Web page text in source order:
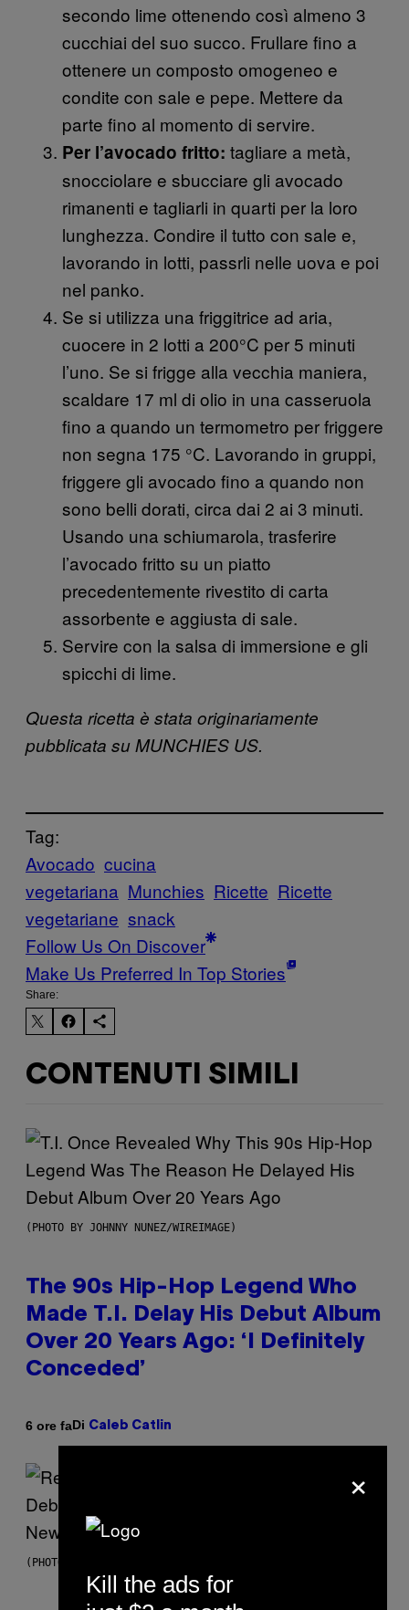
secondo lime ottenendo così almeno 3
cucchiai del suo succo. Frullare fino a
ottenere un composto omogeneo e
condite con sale e pepe. Mettere da
parte fino al momento di servire.
Per l’avocado fritto: tagliare a metà,
snocciolare e sbucciare gli avocado
rimanenti e tagliarli in quarti per la loro
lunghezza. Condire il tutto con sale e,
lavorando in lotti, passrli nelle uova e poi
nel panko.
Se si utilizza una friggitrice ad aria,
cuocere in 2 lotti a 200°C per 5 minuti
l’uno. Se si frigge alla vecchia maniera,
scaldare 17 ml di olio in una casseruola
fino a quando un termometro per friggere
non segna 175 °C. Lavorando in gruppi,
friggere gli avocado fino a quando non
sono belli dorati, circa dai 2 ai 3 minuti.
Usando una schiumarola, trasferire
l’avocado fritto su un piatto
precedentemente rivestito di carta
assorbente e aggiusta di sale.
Servire con la salsa di immersione e gli
spicchi di lime.
Questa ricetta è stata originariamente
pubblicata su MUNCHIES US.
Tag:
Avocado cucina
vegetariana Munchies Ricette Ricette
vegetariane snack
Follow Us On Discover
Make Us Preferred In Top Stories
Share:
CONTENUTI SIMILI
(PHOTO BY JOHNNY NUNEZ/WIREIMAGE)
The 90s Hip-Hop Legend Who
Made T.I. Delay His Debut Album
Over 20 Years Ago: ‘I Definitely
Conceded’
6 ore faDi Caleb Catlin
(PHOTO BY TIM MOSENFELDER/GETTY IMAGES)
×
Kill the ads for